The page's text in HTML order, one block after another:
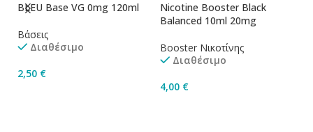
BLEU Base VG 0mg 120ml
Βάσεις
Διαθέσιμο
2,50 €
Nicotine Booster Black
Balanced 10ml 20mg
Booster Νικοτίνης
Διαθέσιμο
4,00 €